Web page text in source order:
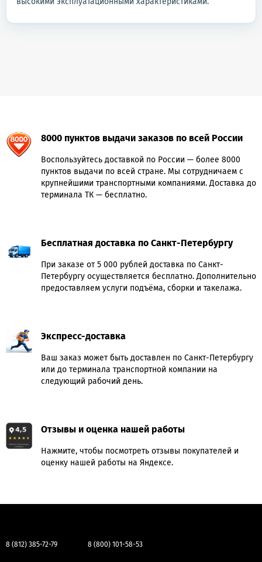
8000 пунктов выдачи заказов по всей России
Воспользуйтесь доставкой по России — более 8000
пунктов выдачи по всей стране. Мы сотрудничаем с
крупнейшими транспортными компаниями. Доставка до
терминала ТК — бесплатно.
Бесплатная доставка по Санкт-Петербургу
При заказе от 5 000 рублей доставка по Санкт-
Петербургу осуществляется бесплатно. Дополнительно
предоставляем услуги подъёма, сборки и такелажа.
Экспресс-доставка
Ваш заказ может быть доставлен по Санкт-Петербургу
или до терминала транспортной компании на
следующий рабочий день.
Отзывы и оценка нашей работы
Нажмите, чтобы посмотреть отзывы покупателей и
оценку нашей работы на Яндексе.
8 (812) 385-72-79 8 (800) 101-58-53